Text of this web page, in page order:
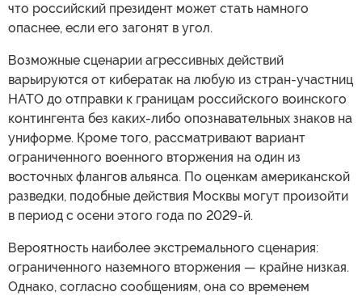
что российский президент может стать намного
опаснее, если его загонят в угол.
Возможные сценарии агрессивных действий
варьируются от кибератак на любую из стран-участниц
НАТО до отправки к границам российского воинского
контингента без каких-либо опознавательных знаков на
униформе. Кроме того, рассматривают вариант
ограниченного военного вторжения на один из
восточных флангов альянса. По оценкам американской
разведки, подобные действия Москвы могут произойти
в период с осени этого года по 2029-й.
Вероятность наиболее экстремального сценария:
ограниченного наземного вторжения — крайне низкая.
Однако, согласно сообщениям, она со временем